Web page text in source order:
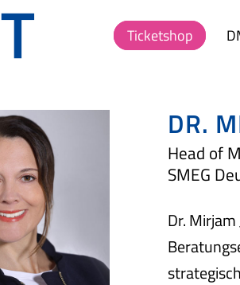
Ticketshop
DR.
Head of
SMEG
Dr.